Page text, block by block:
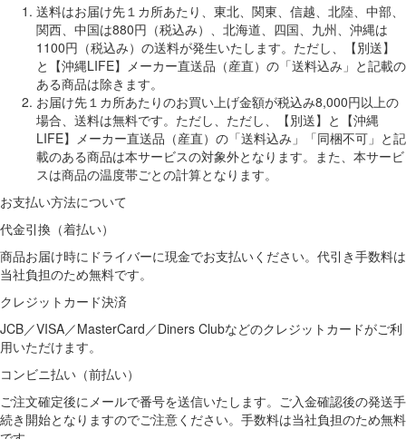
送料はお届け先１カ所あたり、東北、関東、信越、北陸、中部、
関西、中国は880円（税込み）、北海道、四国、九州、沖縄は
1100円（税込み）の送料が発生いたします。ただし、【別送】
と【沖縄LIFE】メーカー直送品（産直）の「送料込み」と記載の
ある商品は除きます。
お届け先１カ所あたりのお買い上げ金額が税込み8,000円以上の
場合、送料は無料です。ただし、ただし、【別送】と【沖縄
LIFE】メーカー直送品（産直）の「送料込み」「同梱不可」と記
載のある商品は本サービスの対象外となります。また、本サービ
スは商品の温度帯ごとの計算となります。
お支払い方法について
代金引換（着払い）
商品お届け時にドライバーに現金でお支払いください。代引き手数料は
当社負担のため無料です。
クレジットカード決済
JCB／VISA／MasterCard／Diners Clubなどのクレジットカードがご利
用いただけます。
コンビニ払い（前払い）
ご注文確定後にメールで番号を送信いたします。ご入金確認後の発送手
続き開始となりますのでご注意ください。手数料は当社負担のため無料